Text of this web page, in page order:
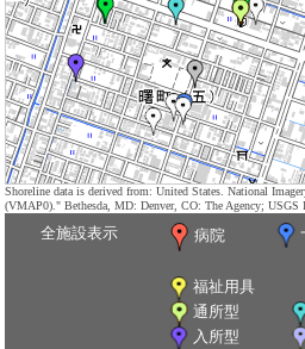
Shoreline data is derived from: United States. National
(VMAP0)." Bethesda, MD: Denver, CO: The Agency; USGS
全施設表示 病院
福祉用具
通所型
入所型